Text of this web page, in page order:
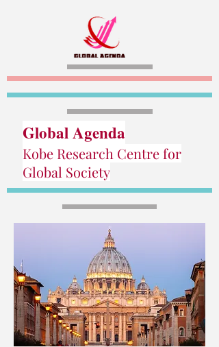
Global Agenda
Kobe Research Centre for
Global Society